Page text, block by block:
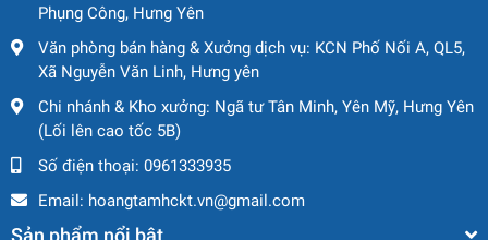
Phụng Công, Hưng Yên
Văn phòng bán hàng & Xưởng dịch vụ: KCN Phố Nối A, QL5,
Xã Nguyễn Văn Linh, Hưng yên
Chi nhánh & Kho xưởng: Ngã tư Tân Minh, Yên Mỹ, Hưng Yên
(Lối lên cao tốc 5B)
Số điện thoại: 0961333935
Email: hoangtamhckt.vn@gmail.com
Sản phẩm nổi bật